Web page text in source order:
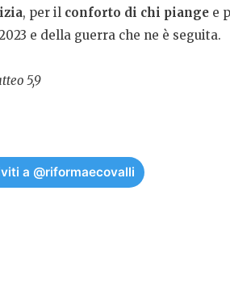
, per il conforto di chi piange e
e della guerra che ne è seguita.
5,9
a @riformaecovalli